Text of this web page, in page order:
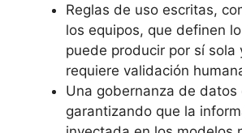
Reglas de uso escritas,
los equipos, que definen
puede producir por sí sola
requiere validación
Una gobernanza de
garantizando que la